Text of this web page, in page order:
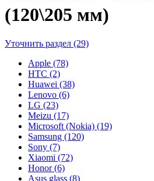
(120\205 мм)
Уточнить раздел (29)
Apple (78)
HTC (2)
Huawei (38)
Lenovo (6)
LG (23)
Meizu (17)
Microsoft (Nokia) (19)
Samsung (120)
Sony (7)
Xiaomi (72)
Honor (6)
Asus glass (8)